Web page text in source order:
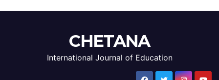
CHETANA
International Journal of Education